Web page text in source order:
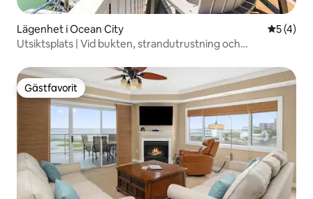
Lägenhet i Ocean City 5 av 5 i
5 (4)
Utsiktsplats | Vid bukten, strandutrustning och
Gästfavorit
Gästfavorit